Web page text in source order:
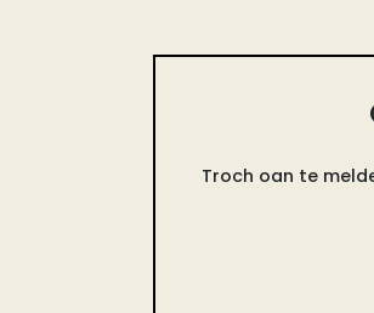
Troch oan te